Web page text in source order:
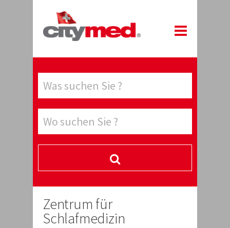
Zentrum für
Schlafmedizin